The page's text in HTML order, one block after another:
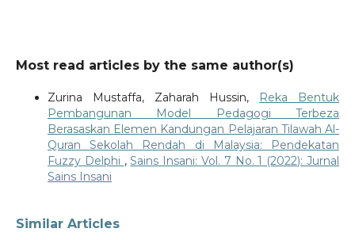
Most read articles by the same author(s)
Zurina Mustaffa, Zaharah Hussin,
Reka Bentuk
Pembangunan Model Pedagogi Terbeza
Berasaskan Elemen Kandungan Pelajaran Tilawah Al-
Quran Sekolah Rendah di Malaysia: Pendekatan
Fuzzy Delphi ,Sains Insani: Vol. 7 No. 1 (2022): Jurnal
Sains Insani
Similar Articles